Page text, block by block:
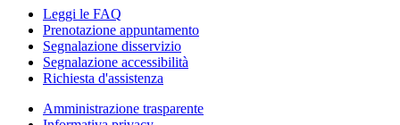
Leggi le FAQ
Prenotazione appuntamento
Segnalazione disservizio
Segnalazione accessibilità
Richiesta d'assistenza
Amministrazione trasparente